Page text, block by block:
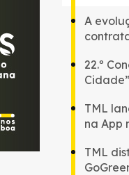
A
22.º
Cidade”
TML
na App
TML